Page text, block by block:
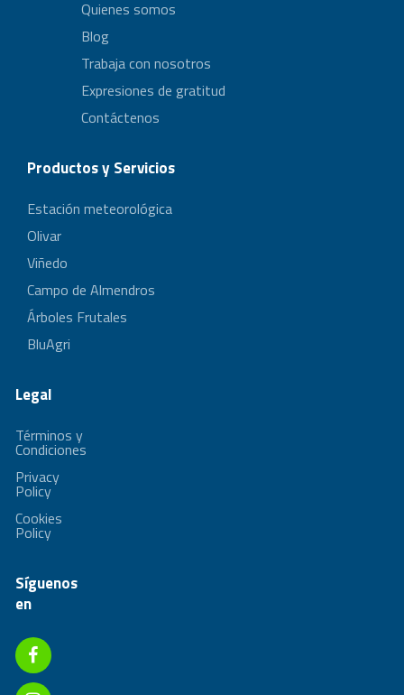
Quienes somos
Blog
Trabaja con nosotros
Expresiones de gratitud
Contáctenos
Productos y Servicios
Estación meteorológica
Olivar
Viñedo
Campo de Almendros
Árboles Frutales
BluAgri
Legal
Términos y
Condiciones
Privacy
Policy
Cookies
Policy
Síguenos
en